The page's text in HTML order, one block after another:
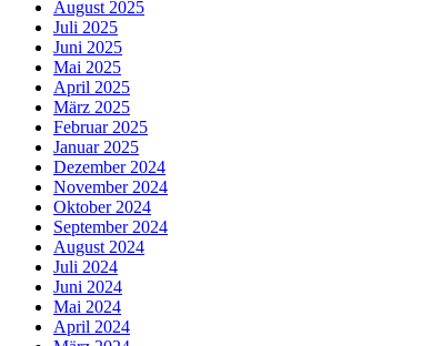
August 2025
Juli 2025
Juni 2025
Mai 2025
April 2025
März 2025
Februar 2025
Januar 2025
Dezember 2024
November 2024
Oktober 2024
September 2024
August 2024
Juli 2024
Juni 2024
Mai 2024
April 2024